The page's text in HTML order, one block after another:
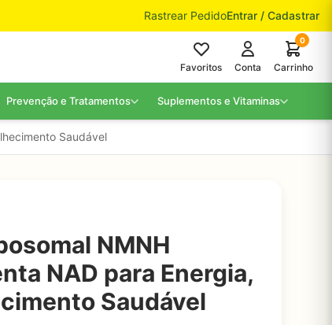
Rastrear PedidoEntrar / Cadastrar
Favoritos Conta
0
Carrinho
Prevenção e Tratamentos Suplementos e Vitaminas
Saudável
NMNH
NAD para Energia,
Saudável